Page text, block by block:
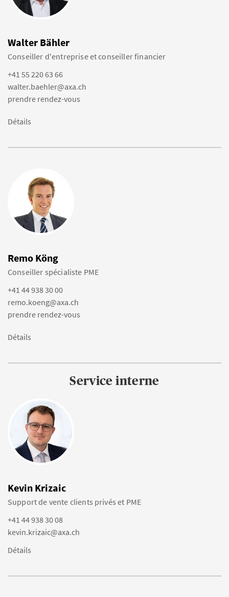
Walter Bähler
Conseiller d'entreprise et conseiller financier
+41 55 220 63 66
walter.baehler@axa.ch
prendre rendez-vous
Détails
Remo Köng
Conseiller spécialiste PME
+41 44 938 30 00
remo.koeng@axa.ch
prendre rendez-vous
Détails
Service interne
Kevin Krizaic
Support de vente clients privés et PME
+41 44 938 30 08
kevin.krizaic@axa.ch
Détails